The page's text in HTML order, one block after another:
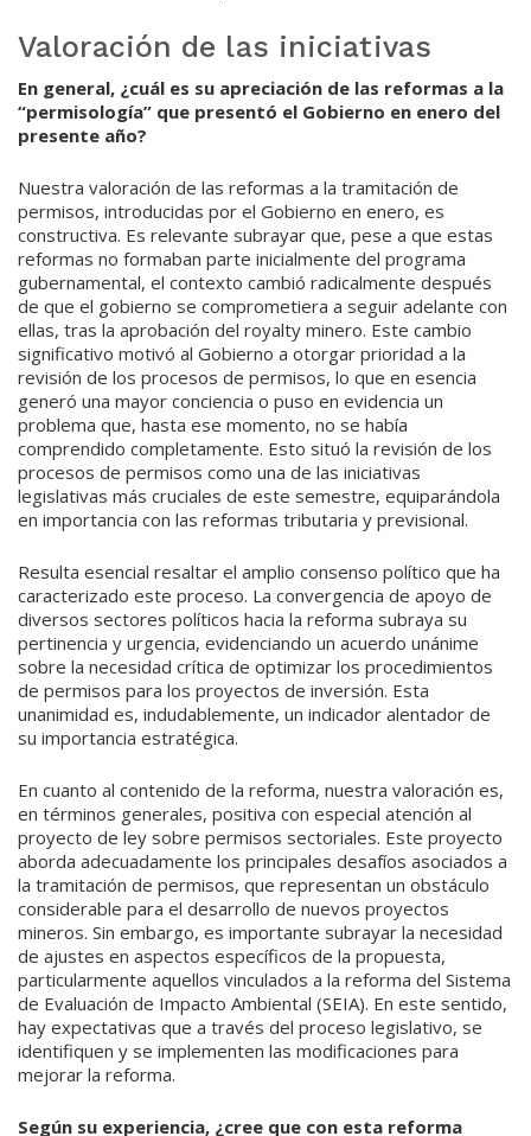
Valoración de las iniciativas
En general, ¿cuál es su apreciación de las reformas a la
“permisología” que presentó el Gobierno en enero del
presente año?
Nuestra valoración de las reformas a la tramitación de
permisos, introducidas por el Gobierno en enero, es
constructiva. Es relevante subrayar que, pese a que estas
reformas no formaban parte inicialmente del programa
gubernamental, el contexto cambió radicalmente después
de que el gobierno se comprometiera a seguir adelante con
ellas, tras la aprobación del royalty minero. Este cambio
significativo motivó al Gobierno a otorgar prioridad a la
revisión de los procesos de permisos, lo que en esencia
generó una mayor conciencia o puso en evidencia un
problema que, hasta ese momento, no se había
comprendido completamente. Esto situó la revisión de los
procesos de permisos como una de las iniciativas
legislativas más cruciales de este semestre, equiparándola
en importancia con las reformas tributaria y previsional.
Resulta esencial resaltar el amplio consenso político que ha
caracterizado este proceso. La convergencia de apoyo de
diversos sectores políticos hacia la reforma subraya su
pertinencia y urgencia, evidenciando un acuerdo unánime
sobre la necesidad crítica de optimizar los procedimientos
de permisos para los proyectos de inversión. Esta
unanimidad es, indudablemente, un indicador alentador de
su importancia estratégica.
En cuanto al contenido de la reforma, nuestra valoración es,
en términos generales, positiva con especial atención al
proyecto de ley sobre permisos sectoriales. Este proyecto
aborda adecuadamente los principales desafíos asociados a
la tramitación de permisos, que representan un obstáculo
considerable para el desarrollo de nuevos proyectos
mineros. Sin embargo, es importante subrayar la necesidad
de ajustes en aspectos específicos de la propuesta,
particularmente aquellos vinculados a la reforma del Sistema
de Evaluación de Impacto Ambiental (SEIA). En este sentido,
hay expectativas que a través del proceso legislativo, se
identifiquen y se implementen las modificaciones para
mejorar la reforma.
Según su experiencia, ¿cree que con esta reforma